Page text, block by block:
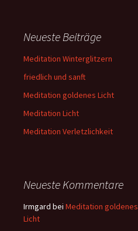
Neueste Beiträge
Meditation Winterglitzern
friedlich und sanft
Meditation goldenes Licht
Meditation Licht
Meditation Verletzlichkeit
Neueste Kommentare
Irmgard bei Meditation goldenes
Licht